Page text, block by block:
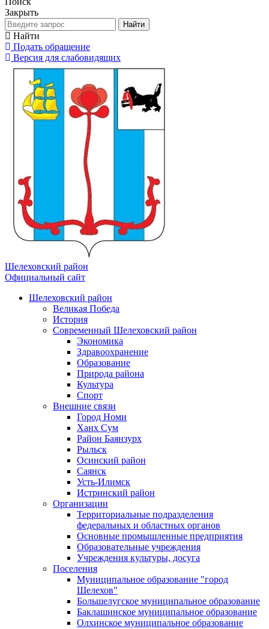
Закрыть
Найти
Найти
Подать обращение
Версия для слабовидящих
Шелеховский район
Официальный сайт
Шелеховский район
Великая Победа
История
Современный Шелеховский район
Экономика
Здравоохранение
Образование
Природа района
Культура
Спорт
Внешние связи
Город Номи
Ханх Сум
Район Баянзурх
Рыльск
Осинский район
Саянск
Усть-Илимск
Истринский район
Организации
Территориальные подразделения
федеральных и областных органов
Основные промышленные предприятия
Образовательные учреждения
Учреждения культуры, досуга
Поселения
Муниципальное образование "город
Шелехов"
Большелугское муниципальное образование
Баклашинское муниципальное образование
Олхинское муниципальное образование